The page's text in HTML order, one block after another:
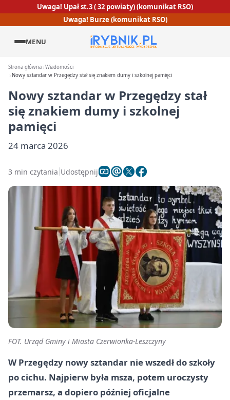
Uwaga! Upał st.3 ( 32 powiaty) (komunikat RSO)
Uwaga! Burze (komunikat RSO)
MENU
Strona główna Wiadomości
Nowy sztandar w Przegędzy stał się znakiem dumy i szkolnej pamięci
Nowy sztandar w Przegędzy stał
się znakiem dumy i szkolnej
pamięci
24 marca 2026
3 min czytania Udostępnij
FOT. Urząd Gminy i Miasta Czerwionka-Leszczyny
W Przegędzy nowy sztandar nie wszedł do szkoły
po cichu. Najpierw była msza, potem uroczysty
przemarsz, a dopiero później oficjalne